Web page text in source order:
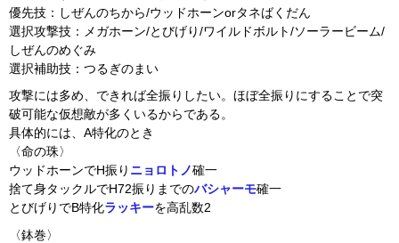
優先技：しぜんのちから/ウッドホーンorタネばくだん
選択攻撃技：メガホーン/とびげり/ワイルドボルト/ソーラービーム/
しぜんのめぐみ
選択補助技：つるぎのまい
攻撃には多め、できれば全振りしたい。ほぼ全振りにすることで突
破可能な仮想敵が多くいるからである。
具体的には、A特化のとき
〈命の珠〉
ウッドホーンでH振り ニョロトノ確一
捨て身タックルでH72振りまでのバシャーモ確一
とびげりでB特化ラッキーを高乱数2
〈鉢巻〉